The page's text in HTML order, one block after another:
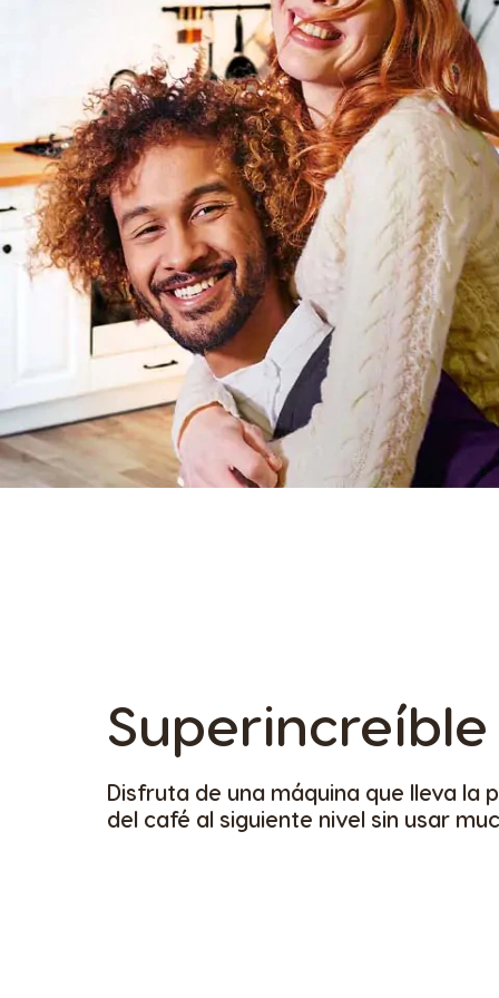
Superincreíble
Disfruta de una máquina que lleva la
del café al siguiente nivel sin usar